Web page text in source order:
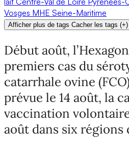
Vosges MHE Seine-Maritime
Afficher plus de tags Cacher les tags (+)
Début août,
premiers cas du
catarrhale ovine
prévue le 14 août, la
vaccination
août dans six